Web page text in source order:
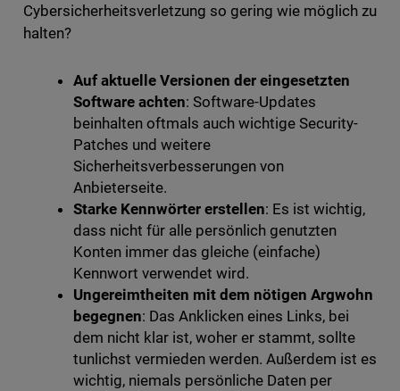
Cybersicherheitsverletzung so gering wie möglich zu
halten?
Auf aktuelle Versionen der eingesetzten
Software achten: Software-Updates
beinhalten oftmals auch wichtige Security-
Patches und weitere
Sicherheitsverbesserungen von
Anbieterseite.
Starke Kennwörter erstellen: Es ist wichtig,
dass nicht für alle persönlich genutzten
Konten immer das gleiche (einfache)
Kennwort verwendet wird.
Ungereimtheiten mit dem nötigen Argwohn
begegnen: Das Anklicken eines Links, bei
dem nicht klar ist, woher er stammt, sollte
tunlichst vermieden werden. Außerdem ist es
wichtig, niemals persönliche Daten per